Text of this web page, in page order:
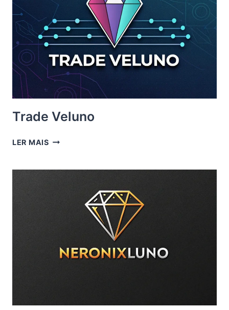
Trade Veluno
LER MAISTRADE